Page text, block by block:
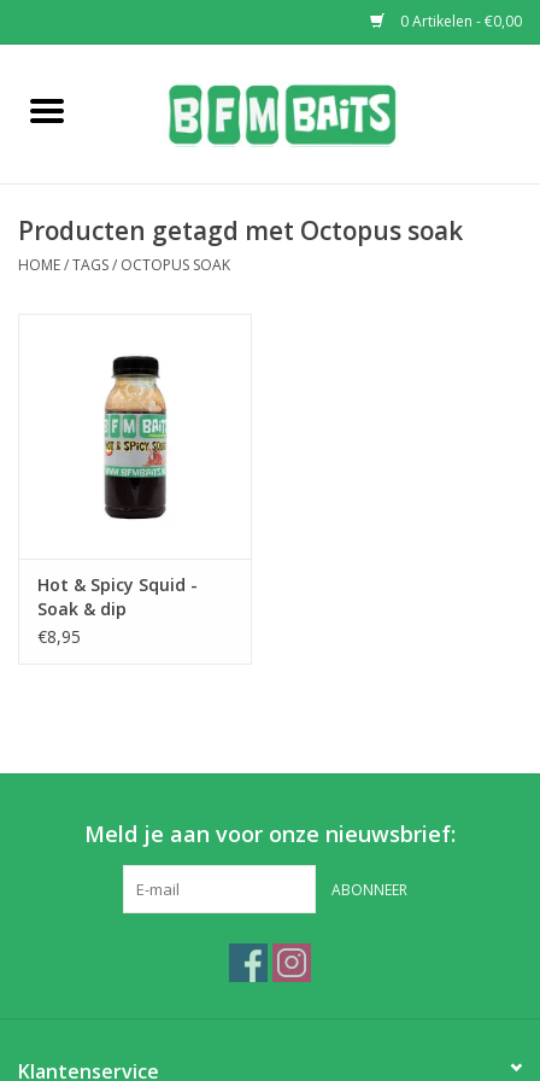
0 Artikelen - €0,00
Home
Soaks & Dips
Bucket Deals
Partikels & Pellets
Producten getagd met Octopus soak
HOME/TAGS/ OCTOPUS SOAK
Hot & Spicy Squid -
Soak & dip
€8,95
Meld je aan voor onze nieuwsbrief:
ABONNEER
Klantenservice